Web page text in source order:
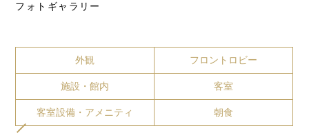
フォトギャラリー
外観 フロントロビー
施設・館内 客室
客室設備・アメニティ 朝食